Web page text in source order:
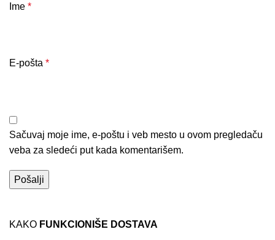
Ime*
E-pošta*
Sačuvaj moje ime, e-poštu i veb mesto u ovom pregledaču
veba za sledeći put kada komentarišem.
KAKO FUNKCIONIŠE DOSTAVA